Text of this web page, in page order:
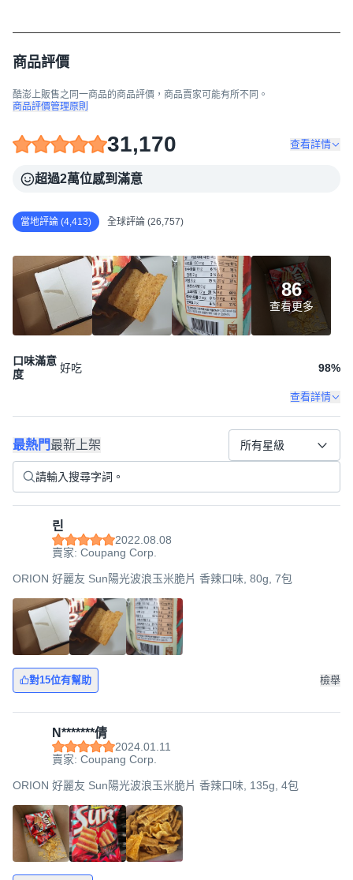
口，口感極佳。獨特的波浪造型，口感更加酥脆，讓人一口接
一口，停不下來。辣味十足，更添風味，讓人欲罷不能。無論
是看電影、外出遊玩，還是當成配酒的零食，都是絕佳的選
擇。
<產品資訊皆由跨境廠商提供，
翻譯內容僅供參考，相關說明應以實際產品標示資訊為準>
商品評價
酷澎上販售之同一商品的商品評價，商品賣家可能有所不同。
商品評價管理原則
31,170 查看詳情
超過2萬位感到滿意
當地評論 (4,413) 全球評論 (26,757)
86
查看更多
口味滿意
度
好吃 98%
查看詳情
最熱門最新上架 所有星級
린
2022.08.08
賣家: Coupang Corp.
ORION 好麗友 Sun陽光波浪玉米脆片 香辣口味, 80g, 7包
對15位有幫助 檢舉
N*******倩
2024.01.11
賣家: Coupang Corp.
ORION 好麗友 Sun陽光波浪玉米脆片 香辣口味, 135g, 4包